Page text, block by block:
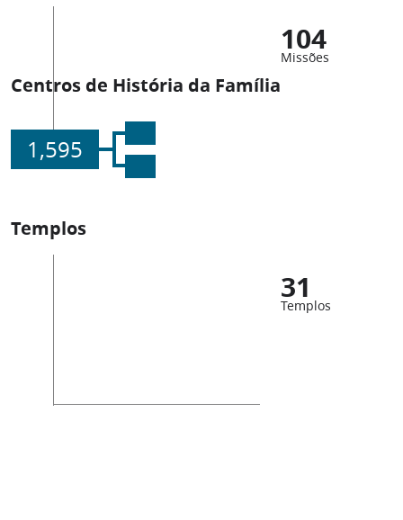
104
Missões
Centros de História da Família
1,595
Templos
31
Templos